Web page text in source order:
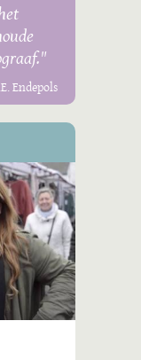
Endepols